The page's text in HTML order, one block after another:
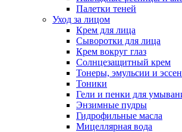
Палетки теней
Уход за лицом
Крем для лица
Сыворотки для лица
Крем вокруг глаз
Солнцезащитный крем
Тонеры, эмульсии и
Тоники
Гели и пенки для
Энзимные пудры
Гидрофильные масла
Мицеллярная вода